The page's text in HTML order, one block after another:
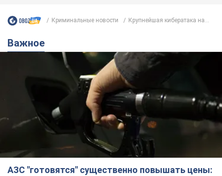
Криминальные новости Крупнейшая кибератака на...
Важное
АЗС "готовятся" существенно повышать цены: